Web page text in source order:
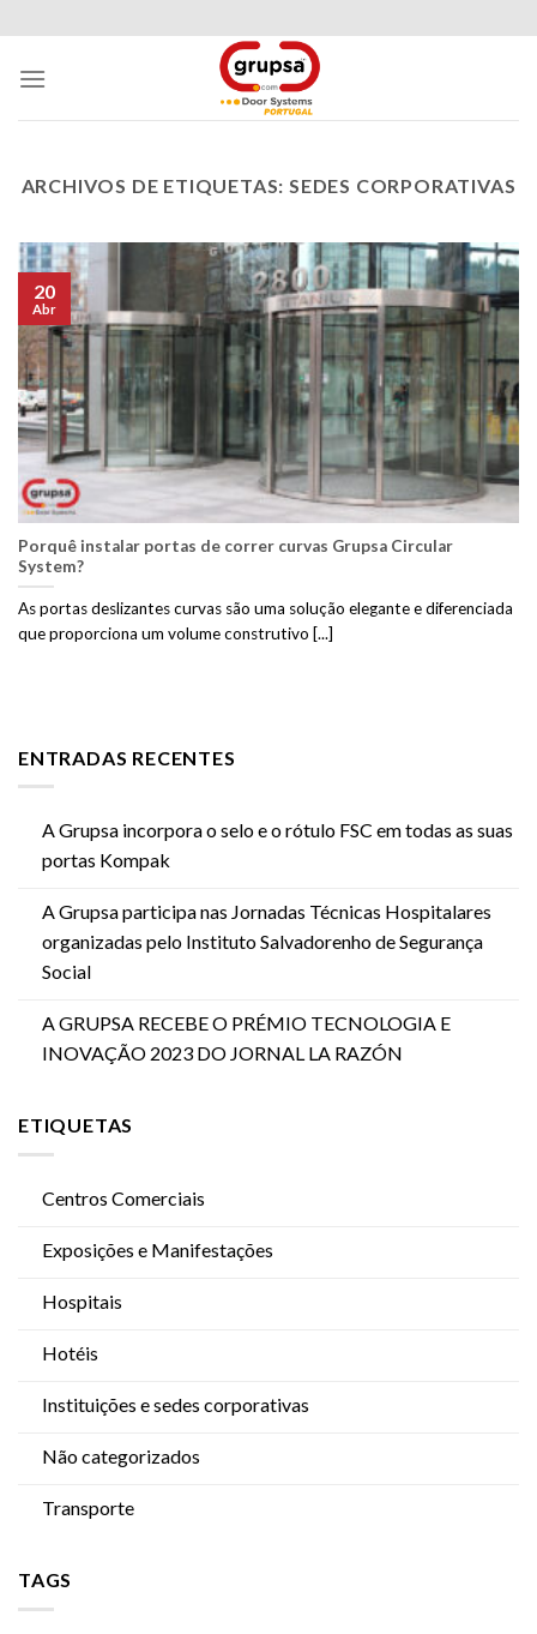
to
content
ARCHIVOS DE ETIQUETAS: SEDES CORPORATIVAS
ENTRADAS RECENTES
A Grupsa incorpora o selo e o rótulo FSC em todas as suas
portas Kompak
A Grupsa participa nas Jornadas Técnicas Hospitalares
organizadas pelo Instituto Salvadorenho de Segurança
Social
A GRUPSA RECEBE O PRÉMIO TECNOLOGIA E
INOVAÇÃO 2023 DO JORNAL LA RAZÓN
ETIQUETAS
Centros Comerciais
Exposições e Manifestações
Hospitais
Hotéis
Instituições e sedes corporativas
Não categorizados
Transporte
TAGS
Porquê instalar portas de correr curvas Grupsa Circular
System?
As portas deslizantes curvas são uma solução elegante e diferenciada
que proporciona um volume construtivo [...]
20
Abr